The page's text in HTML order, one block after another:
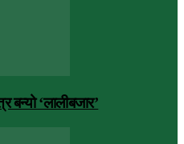
बन्यो ‘लालीबजार’